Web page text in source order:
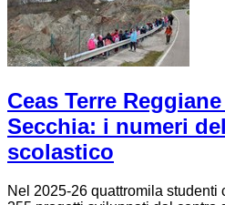
Ceas Terre
Secchia: i numeri
scolastico
Nel 2025-26 quattromila